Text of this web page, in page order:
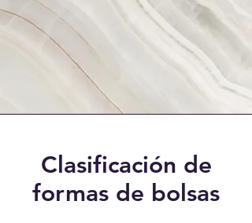
Clasificación de
formas de bolsas